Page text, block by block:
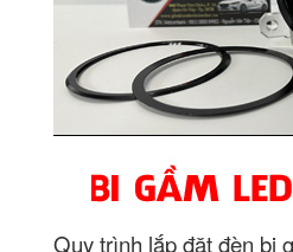
Quy trình lắp đặt đèn bi